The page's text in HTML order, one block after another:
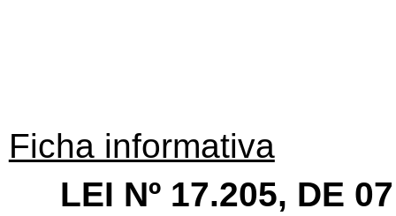
Ficha informativa
LEI Nº 17.205, DE